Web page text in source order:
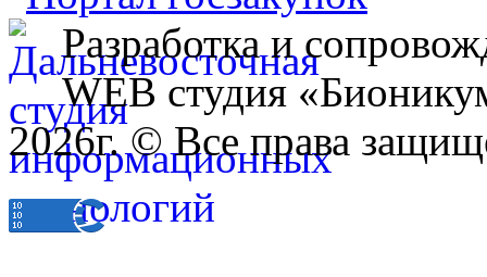
Разработка и
WEB студия
2026г. © Все права